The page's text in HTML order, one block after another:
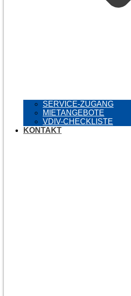
SERVICE-ZUGANG
MIETANGEBOTE
VDIV-CHECKLISTE
KONTAKT